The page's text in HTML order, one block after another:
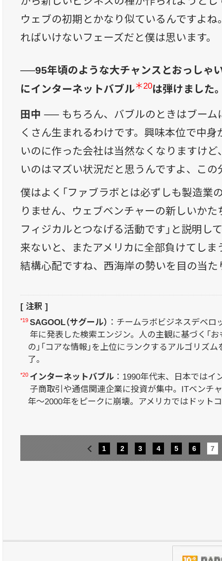
ウェブの初期とかなり似ているんですよ
ればいけないフェーズだと僕は思います。
──95年頃のような大チャンスとおっしゃ
にインターネットバブル＊20は弾けました
田中 ── もちろん、バブルのときはブー
くさん生まれるわけです。興味本位で中
いのに作った会社は当然なくなりますけ
いのはマズい状況だと思うんですよ、この
僕はよく「ファブラボとは必ずしも製造業
りません、ウェブベンチャーの新しいか
フィジカルとつなげる活動です」と説明し
来ないと、またアメリカに全部負けてし
結構心配ですね、西海岸の勢いを目の当た
[ 注釈 ]
*19 SAGOOL（サグール） ：チームラボビジネスデベ
年に発表した検索エンジン。人の主観に基づく「お
の」「コアな情報」を上位にランクするアルゴリズ
了。
*20 インターネットバブル ：1990年代末、日本では
子商取引や通信関連企業に投資が集中。ITベンチ
年〜2000年をピークに崩壊。アメリカではドット
1 2 3 4 5 6 7